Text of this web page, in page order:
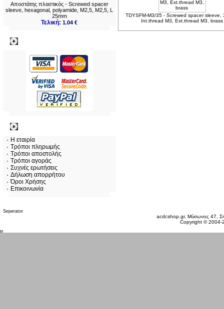
Αποστάτης πλαστικός - Screwed spacer
sleeve, hexagonal, polyamide, M2,5, M2,5, L
25mm
Τελική:1.04 €
Η εταιρία
Τρόποι πληρωμής
Τρόποι αποστολής
Τρόποι αγοράς
Συχνές ερωτήσεις
Δήλωση απορρήτου
Όροι Χρήσης
Επικοινωνία
TDYSFM-M3/35 - Screwed spacer sleeve,
Int.thread M3, Ext.thread M3, brass
acdcshop.gr, Μύσωνος 47,
Copyright ©